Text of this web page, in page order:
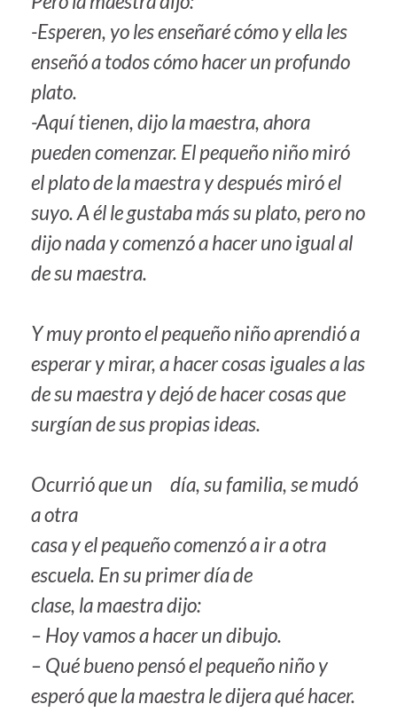
-Esperen, yo les enseñaré cómo y ella les
enseñó a todos cómo hacer un profundo
plato.
-Aquí tienen, dijo la maestra, ahora
pueden comenzar. El pequeño niño miró
el plato de la maestra y después miró el
suyo. A él le gustaba más su plato, pero no
dijo nada y comenzó a hacer uno igual al
de su maestra.
Y muy pronto el pequeño niño aprendió a
esperar y mirar, a hacer cosas iguales a las
de su maestra y dejó de hacer cosas que
surgían de sus propias ideas.
Ocurrió que un día, su familia, se mudó
a otra
casa y el pequeño comenzó a ir a otra
escuela. En su primer día de
clase, la maestra dijo:
– Hoy vamos a hacer un dibujo.
– Qué bueno pensó el pequeño niño y
esperó que la maestra le dijera qué hacer.